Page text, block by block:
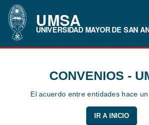
UMSA
UNIVERSIDAD MAYOR DE SAN
CONVENIOS -
El acuerdo entre entidades hace
IR A INICIO